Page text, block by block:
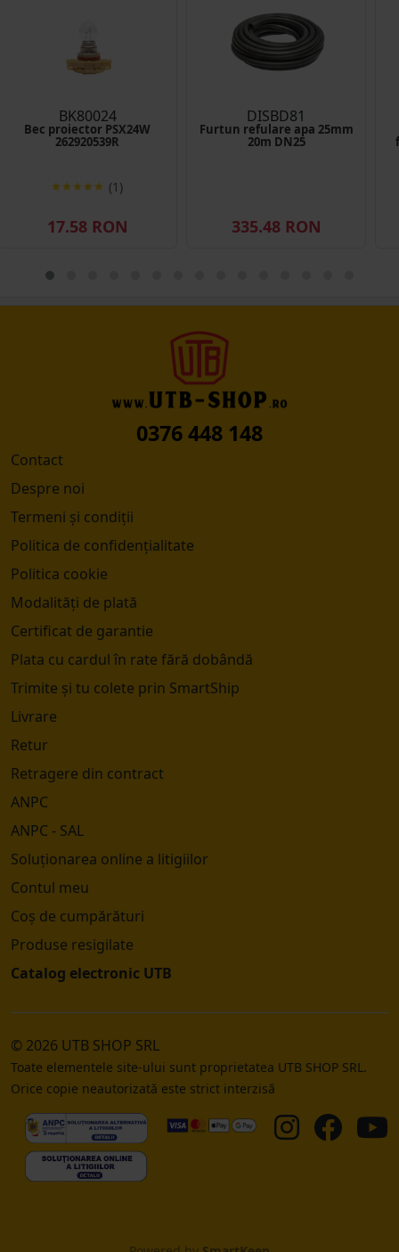
BK80024
Bec proiector PSX24W
262920539R
(1)
17.58 RON
DISBD81
Furtun refulare apa 25mm
20m DN25
335.48 RON
0376 448 148
Contact
Despre noi
Termeni și condiții
Politica de confidențialitate
Politica cookie
Modalități de plată
Certificat de garantie
Plata cu cardul în rate fără dobândă
Trimite și tu colete prin SmartShip
Livrare
Retur
Retragere din contract
ANPC
ANPC - SAL
Soluționarea online a litigiilor
Contul meu
Coș de cumpărături
Produse resigilate
Catalog electronic UTB
© 2026 UTB SHOP SRL
Toate elementele site-ului sunt proprietatea UTB SHOP SRL.
Orice copie neautorizată este strict interzisă